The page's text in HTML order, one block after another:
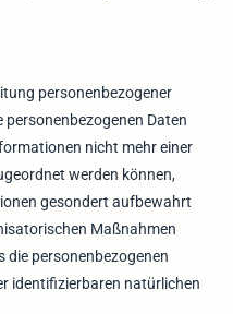
personenbezogener
personenbezogenen Daten
nicht mehr einer
werden können,
gesondert aufbewahrt
Maßnahmen
die personenbezogenen
identifizierbaren natürlichen